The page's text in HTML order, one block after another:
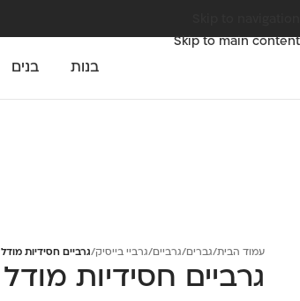
Skip to main content
בנות בנים
עמוד הבית/גברים/גרביים/גרביי בייסיק/גרביים חסידיות מודל 107
גרביים חסידיות מודל 107